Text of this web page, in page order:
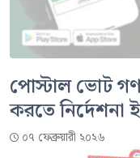
পোস্টাল ভোট
করতে নির্দেশনা
০৭ ফেব্রুয়ারী ২০২৬